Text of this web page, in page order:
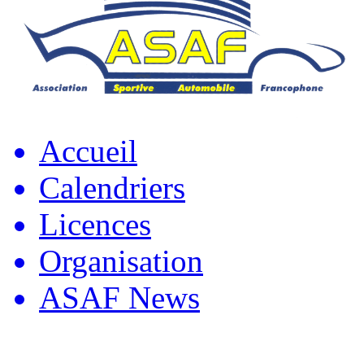
Accueil
Calendriers
Licences
Organisation
ASAF News